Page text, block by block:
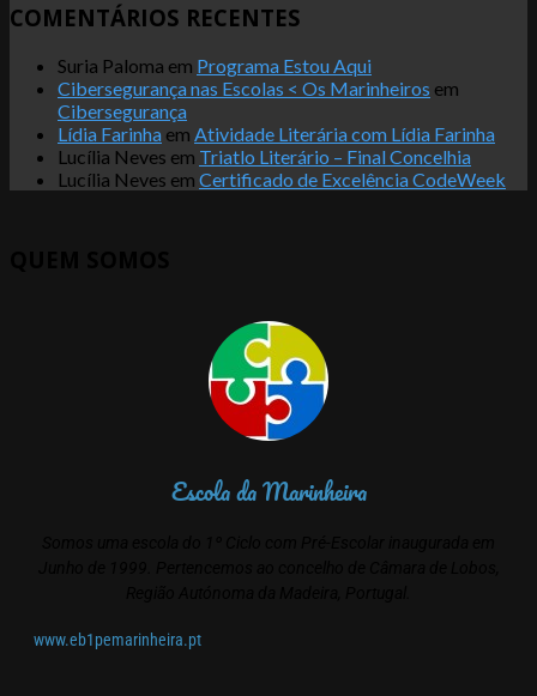
COMENTÁRIOS RECENTES
Suria Paloma em Programa Estou Aqui
Cibersegurança nas Escolas < Os Marinheiros em
Cibersegurança
Lídia Farinha em Atividade Literária com Lídia Farinha
Lucília Neves em Triatlo Literário – Final Concelhia
Lucília Neves em Certificado de Excelência CodeWeek
Escola da Marinheira
www.eb1pemarinheira.pt